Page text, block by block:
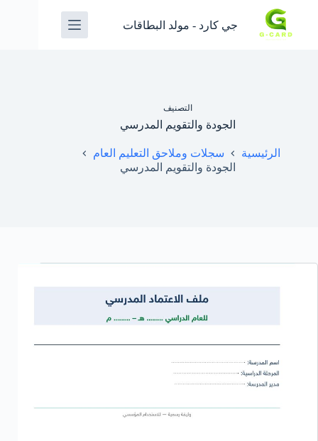
جي كارد - مولد البطاقات
التصنيف
الجودة والتقويم المدرسي
الرئيسية
سجلات وملاحق التعليم العام
الجودة والتقويم المدرسي